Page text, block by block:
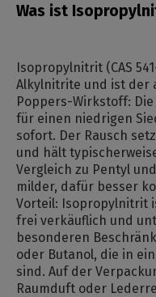
Was ist
Isopropylnitrit (CAS
Alkylnitrite und ist der
Poppers-Wirkstoff:
für einen niedrigen
sofort. Der Rausch
und hält
Vergleich zu Pentyl
milder, dafür besser
Vorteil: Isopropylnitrit
frei verkäuflich und
besonderen
oder Butanol, die in
sind. Auf der
Raumduft oder